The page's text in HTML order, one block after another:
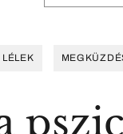
LÉLEK